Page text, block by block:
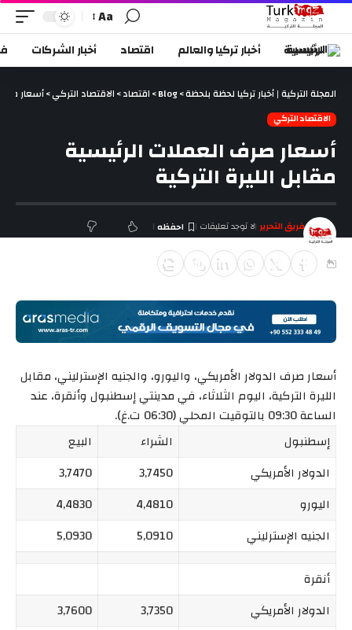
Aa
الرئيسية أخبار تركيا والعالم اقتصاد أخبار الشركات
المجلة التركية | أخبار تركيا لحظة بلحظة>
Blog
>اقتصاد>الاقتصاد التركي>أسعار صرف
الاقتصاد التركي
أسعار صرف العملات الرئيسية
مقابل الليرة التركية
آخر تحديث يناير 9, 2018 9:12 ص
فريق التحرير لا توجد تعليقات
أسعار صرف الدولار الأمريكي، واليورو، والجنيه الإسترليني، مقابل
الليرة التركية، اليوم الثلاثاء، في مدينتي إسطنبول وأنقرة، عند
الساعة 09:30 بالتوقيت المحلي (06:30 ت.غ).
إسطنبول
الشراء
البيع
الدولار الأمريكي
3,7450
3,7470
اليورو
4,4810
4,4830
الجنيه الإسترليني
5,0910
5,0930
أنقرة
الدولار الأمريكي
3,7350
3,7600